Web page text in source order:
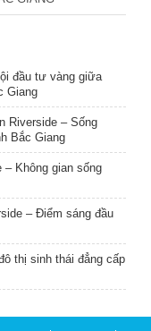
đầu tư vàng giữa
Giang
Riverside – Sống
Bắc Giang
– Không gian sống
– Điểm sáng đầu
thị sinh thái đẳng cấp